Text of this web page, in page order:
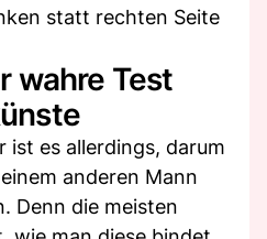
statt rechten Seite
wahre Test
ist es allerdings, darum
anderen Mann
Denn die meisten